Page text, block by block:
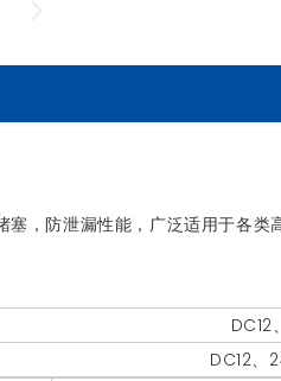
，防泄漏性能，广泛适用于各
DC12、